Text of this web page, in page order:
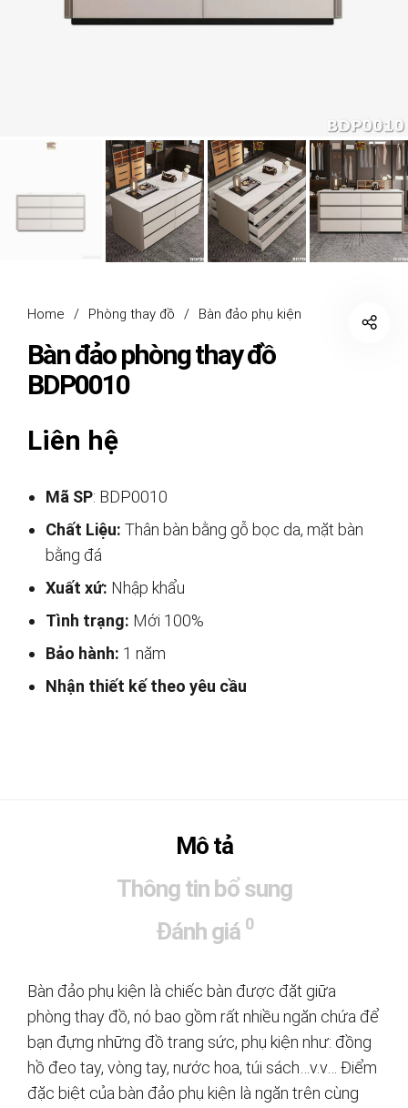
Home / Phòng thay đồ / Bàn đảo phụ kiện
Bàn đảo phòng thay đồ
BDP0010
Liên hệ
Mã SP: BDP0010
Chất Liệu: Thân bàn bằng gỗ bọc da, mặt bàn
bằng đá
Xuất xứ: Nhập khẩu
Tình trạng: Mới 100%
Bảo hành: 1 năm
Nhận thiết kế theo yêu cầu
Mô tả
Thông tin bổ sung
Đánh giá 0
Bàn đảo phụ kiện là chiếc bàn được đặt giữa
phòng thay đồ, nó bao gồm rất nhiều ngăn chứa để
bạn đựng những đồ trang sức, phụ kiện như: đồng
hồ đeo tay, vòng tay, nước hoa, túi sách…v.v… Điểm
đặc biệt của bàn đảo phụ kiện là ngăn trên cùng